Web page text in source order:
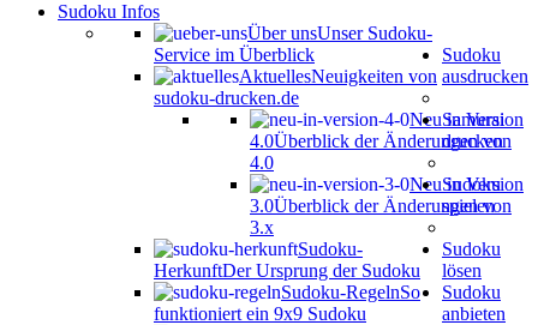
Sudoku Infos
Über unsUnser Sudoku-
Service im Überblick
AktuellesNeuigkeiten von
sudoku-drucken.de
Neu in Version
4.0Überblick der Änderungen von
4.0
Neu in Version
3.0Überblick der Änderungen von
3.x
Sudoku-
HerkunftDer Ursprung der Sudoku
Sudoku-RegelnSo
funktioniert ein 9x9 Sudoku
Sudoku
ausdrucken
Samurai
drucken
Sudoku
spielen
Sudoku
lösen
Sudoku
anbieten